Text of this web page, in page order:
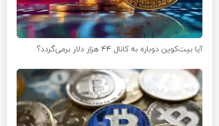
آیا بیت‌کوین دوباره به کانال ۴۴ هزار دلار برمی‌گردد؟